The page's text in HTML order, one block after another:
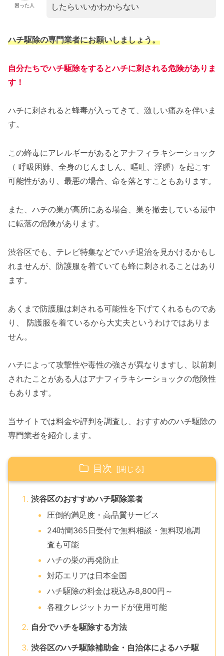
困った人
したらいいかわからない
ハチ駆除の専門業者にお願いしましょう。
自分たちでハチ駆除をするとハチに刺される危険がありま
す！
ハチに刺されると蜂毒が入ってきて、激しい痛みを伴いま
す。
この蜂毒にアレルギーがあるとアナフィラキシーショック
（ 呼吸困難、全身のじんましん、嘔吐、浮腫）を起こす
可能性があり、最悪の場合、命を落とすこともあります。
また、ハチの巣が高所にある場合、巣を撤去している最中
に転落の危険があります。
渋谷区でも、テレビ特集などでハチ退治を見かけるかもし
れませんが、防護服を着ていても蜂に刺されることはあり
ます。
あくまで防護服は刺される可能性を下げてくれるものであ
り、 防護服を着ているから大丈夫というわけではありま
せん。
ハチによって攻撃性や毒性の強さが異なりますし、以前刺
されたことがある人はアナフィラキシーショックの危険性
もあります。
当サイトでは料金や評判を調査し、おすすめのハチ駆除の
専門業者を紹介します。
目次
渋谷区のおすすめハチ駆除業者
圧倒的満足度・高品質サービス
24時間365日受付で無料相談・無料現地調
査も可能
ハチの巣の再発防止
対応エリアは日本全国
ハチ駆除の料金は税込み8,800円～
各種クレジットカードが使用可能
自分でハチを駆除する方法
渋谷区のハチ駆除補助金・自治体によるハチ駆